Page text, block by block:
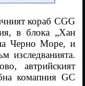
кораб CGG
в блока „Хан
Черно Море, и
изследванията.
автрийският
комапния GC